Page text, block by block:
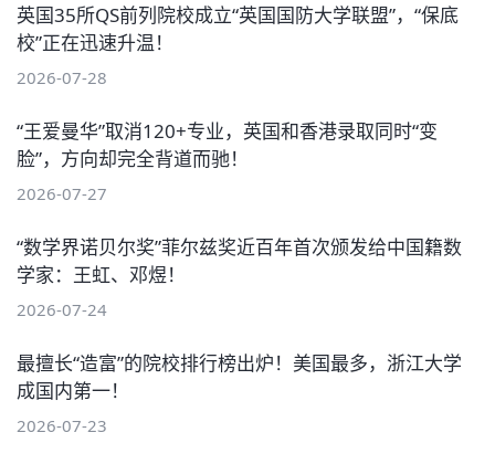
英国35所QS前列院校成立“英国国防大学联盟”，“保底
校”正在迅速升温！
2026-07-28
“王爱曼华”取消120+专业，英国和香港录取同时“变
脸”，方向却完全背道而驰！
2026-07-27
“数学界诺贝尔奖”菲尔兹奖近百年首次颁发给中国籍数
学家：王虹、邓煜！
2026-07-24
最擅长“造富”的院校排行榜出炉！美国最多，浙江大学
成国内第一！
2026-07-23